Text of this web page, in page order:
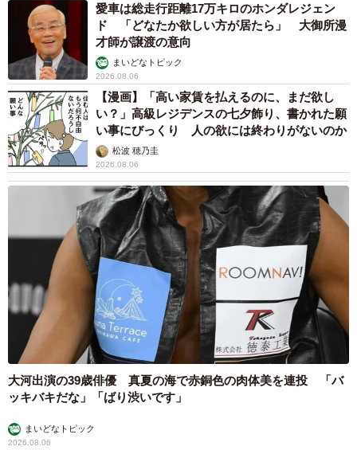
愛車は総走行距離17万キロのホンダレジェン
ド 「どなたか欲しい方が居たら」 大御所漫
才師が譲渡の意向
まいどなトピック
2026.08.06
【漫画】「高い家賃を払えるのに、まだ欲し
い？」高級レジデンスの七夕飾り、書かれた願
い事にびっくり 人の欲には終わりがないのか
松波 穂乃圭
2026.08.06
大河出演の39歳俳優 真夏の海で赤銅色の肉体美を連投 「バ
ッキバキだな」「ばり渋いです」
まいどなトピック
2026.08.06